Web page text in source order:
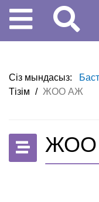
Сіз мындасыз:
Тізім / ЖОО АЖ